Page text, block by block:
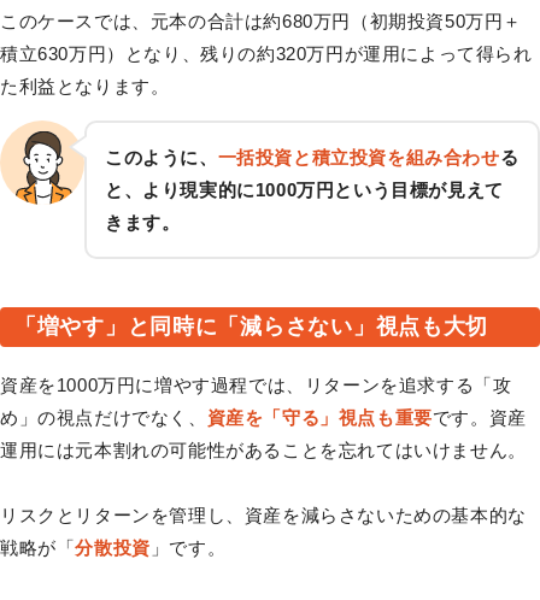
このケースでは、元本の合計は約680万円（初期投資50万円＋
積立630万円）となり、残りの約320万円が運用によって得られ
た利益となります。
このように、 一括投資と積立投資を組み合わせる
と、より現実的に1000万円という目標が見えて
きます。
「増やす」と同時に「減らさない」視点も大切
資産を1000万円に増やす過程では、リターンを追求する「攻
め」の視点だけでなく、 資産を「守る」視点も重要です。資産
運用には元本割れの可能性があることを忘れてはいけません。
リスクとリターンを管理し、資産を減らさないための基本的な
戦略が「分散投資 」です。